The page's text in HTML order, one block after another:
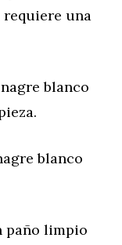
requiere una
blanco
blanco
paño limpio